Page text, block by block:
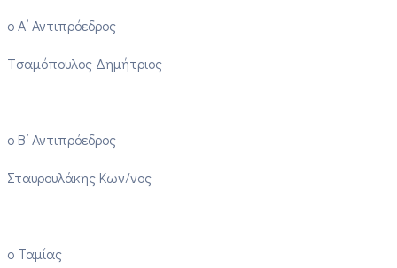
ο Α’ Αντιπρόεδρος
Tσαμόπουλος Δημήτριος
ο Β’ Αντιπρόεδρος
Σταυρουλάκης Κων/νος
ο Ταμίας